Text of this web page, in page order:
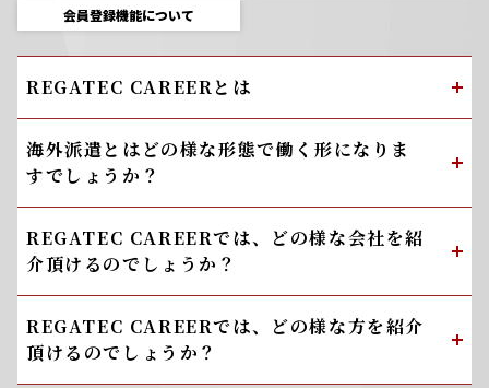
会員登録機能について
REGATEC CAREERとは
海外派遣とはどの様な形態で働く形になりま
すでしょうか？
REGATEC CAREERでは、どの様な会社を紹
介頂けるのでしょうか？
REGATEC CAREERでは、どの様な方を紹介
頂けるのでしょうか？